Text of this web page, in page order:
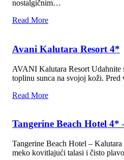
nostalgičnim…
Read More
Avani Kalutara Resort 4*
AVANI Kalutara Resort Udahnite
toplinu sunca na svojoj koži.
Read More
Tangerine Beach Hotel
Tangerine Beach Hotel –
meko kovitlajući talasi i čisto